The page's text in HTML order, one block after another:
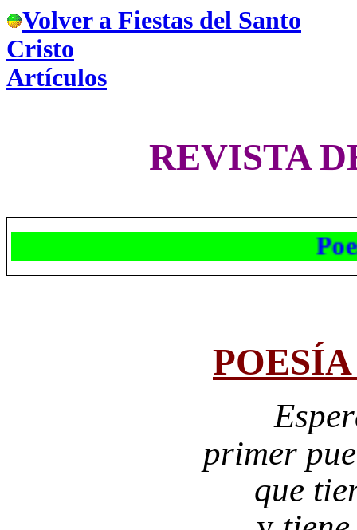
Volver a Fiestas del Santo
Cristo
Artículos
REVISTA
primer
que